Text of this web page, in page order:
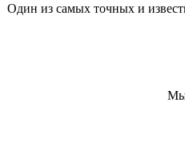
Один из самых точных и
Мы